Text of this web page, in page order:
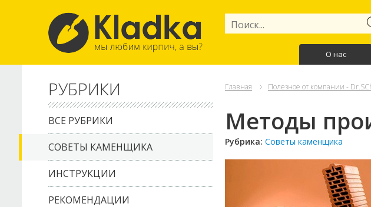
О нас
РУБРИКИ
ВСЕ РУБРИКИ
СОВЕТЫ КАМЕНЩИКА
ИНСТРУКЦИИ
РЕКОМЕНДАЦИИ
Главная Полезное от компании -
Методы
Рубрика: Советы каменщика